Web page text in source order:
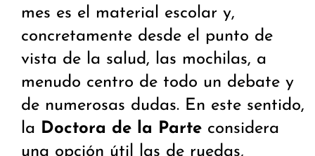
mes es el material escolar y,
concretamente desde el punto de
vista de la salud, las mochilas, a
menudo centro de todo un debate y
de numerosas dudas. En este sentido,
la Doctora de la Parte considera
una opción útil las de ruedas,